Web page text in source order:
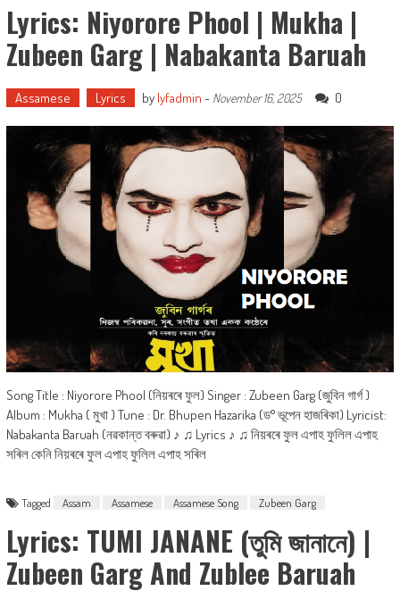
Lyrics: Niyorore Phool | Mukha |
Zubeen Garg | Nabakanta Baruah
Assamese Lyrics by lyfadmin - November 16, 2025 0
Song Title : Niyorore Phool (নিয়ৰৰে ফুল) Singer : Zubeen Garg (জুবিন গাৰ্গ )
Album : Mukha ( মুখা ) Tune : Dr. Bhupen Hazarika (ড° ভূপেন হাজৰিকা) Lyricist:
Nabakanta Baruah (নৱকান্ত বৰুৱা) ♪ ♫ Lyrics ♪ ♫ নিয়ৰৰে ফুল এপাহ ফুলিল এপাহ
সৰিল কেনি নিয়ৰৰে ফুল এপাহ ফুলিল এপাহ সৰিল
Tagged Assam Assamese Assamese Song Zubeen Garg
Lyrics: TUMI JANANE (তুমি জানানে) |
Zubeen Garg And Zublee Baruah